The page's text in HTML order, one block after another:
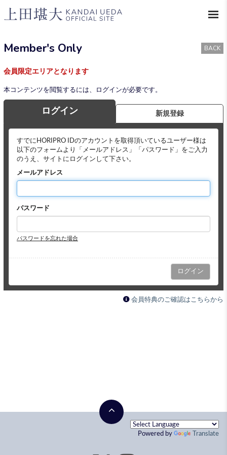
Member's Only BACK
会員限定エリアとなります
本コンテンツを閲覧するには、ログインが必要です。
ログイン 新規登録
すでにHORIPRO IDのアカウントを取得頂いているユーザー様は
以下のフォームより「メールアドレス」「パスワード」をご入力
のうえ、サイトにログインして下さい。
メールアドレス
パスワード
パスワードを忘れた場合
会員特典のご確認はこちらから
Powered by Translate